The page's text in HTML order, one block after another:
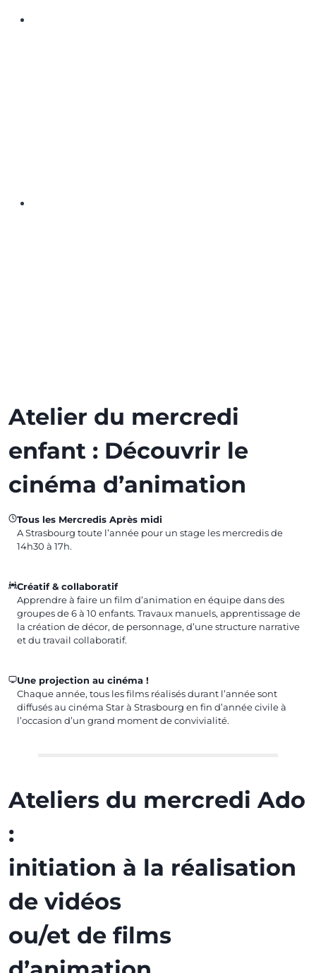
Atelier du mercredi
enfant : Découvrir le
cinéma d’animation
Tous les Mercredis Après midi
A Strasbourg toute l’année pour un stage les mercredis de
14h30 à 17h.
Créatif & collaboratif
Apprendre à faire un film d’animation en équipe dans des
groupes de 6 à 10 enfants. Travaux manuels, apprentissage de
la création de décor, de personnage, d’une structure narrative
et du travail collaboratif.
Une projection au cinéma !
Chaque année, tous les films réalisés durant l’année sont
diffusés au cinéma Star à Strasbourg en fin d’année civile à
l’occasion d’un grand moment de convivialité.
Ateliers du mercredi Ado
:
initiation à la réalisation
de vidéos
ou/et de films